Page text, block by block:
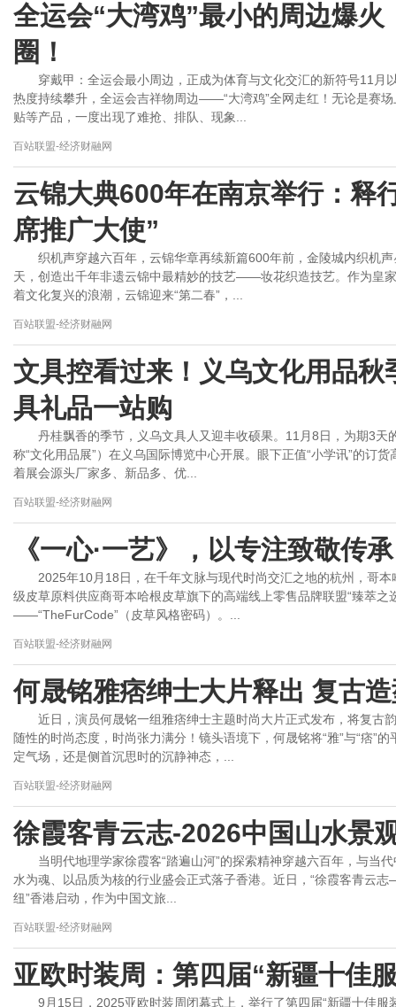
全运会“大湾鸡”最小的周边爆
圈！
穿戴甲：全运会最小周边，正成为体育与文化交汇的新符号11月
热度持续攀升，全运会吉祥物周边——“大湾鸡”全网走红！无论是赛
贴等产品，一度出现了难抢、排队、现象...
百站联盟-经济财融网
云锦大典600年在南京举行：释
席推广大使”
织机声穿越六百年，云锦华章再续新篇600年前，金陵城内织机
天，创造出千年非遗云锦中最精妙的技艺——妆花织造技艺。作为皇
着文化复兴的浪潮，云锦迎来“第二春”，...
百站联盟-经济财融网
文具控看过来！义乌文化用品秋
具礼品一站购
丹桂飘香的季节，义乌文具人又迎丰收硕果。11月8日，为期3
称“文化用品展”）在义乌国际博览中心开展。眼下正值“小学讯”的订
着展会源头厂家多、新品多、优...
百站联盟-经济财融网
《一心·一艺》，以专注致敬传
2025年10月18日，在千年文脉与现代时尚交汇之地的杭州，哥
级皮草原料供应商哥本哈根皮草旗下的高端线上零售品牌联盟“臻萃之
——“TheFurCode”（皮草风格密码）。...
百站联盟-经济财融网
何晟铭雅痞绅士大片释出 复古
近日，演员何晟铭一组雅痞绅士主题时尚大片正式发布，将复古
随性的时尚态度，时尚张力满分！镜头语境下，何晟铭将“雅”与“痞”
定气场，还是侧首沉思时的沉静神态，...
百站联盟-经济财融网
徐霞客青云志-2026中国山水景
当明代地理学家徐霞客“踏遍山河”的探索精神穿越六百年，与当
水为魂、以品质为核的行业盛会正式落子香港。近日，“徐霞客青云
纽”香港启动，作为中国文旅...
百站联盟-经济财融网
亚欧时装周：第四届“新疆十佳
9月15日，2025亚欧时装周闭幕式上，举行了第四届“新疆十佳服